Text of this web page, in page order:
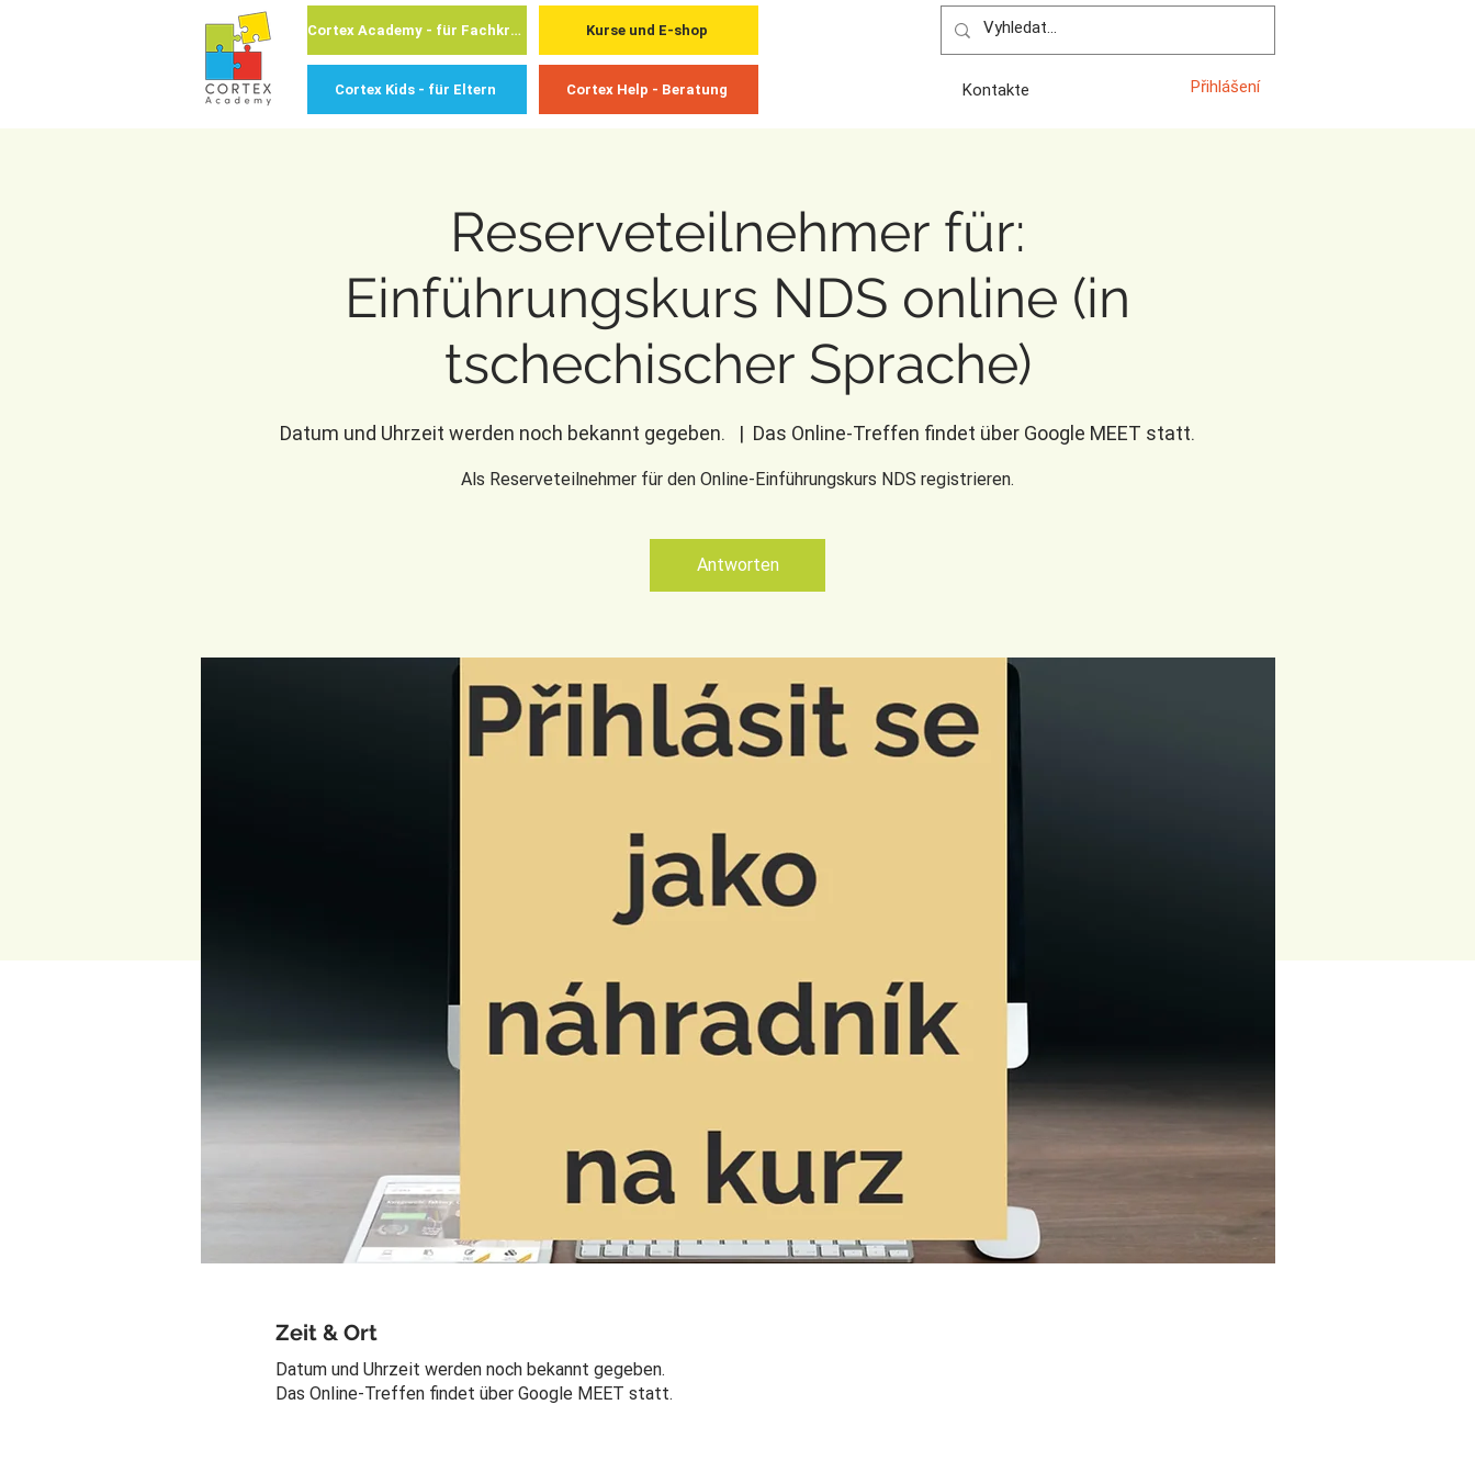
Cortex Academy - für Fachkräfte Kurse und E-shop
Cortex Kids - für Eltern Cortex Help - Beratung Kontakte Přihlášení
Reserveteilnehmer für:
Einführungskurs NDS online (in
tschechischer Sprache)
Datum und Uhrzeit werden noch bekannt gegeben.
  |
Das Online-Treffen findet über Google MEET statt.
Als Reserveteilnehmer für den Online-Einführungskurs NDS registrieren.
Antworten
Zeit & Ort
Datum und Uhrzeit werden noch bekannt gegeben.
Das Online-Treffen findet über Google MEET statt.